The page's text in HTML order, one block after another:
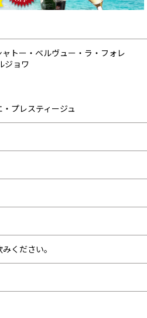
トー・ベルヴュー・ラ・フォレ
ジョワ
プレスティージュ
ください。